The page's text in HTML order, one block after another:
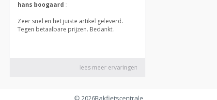
© 2026Bakfietscentrale